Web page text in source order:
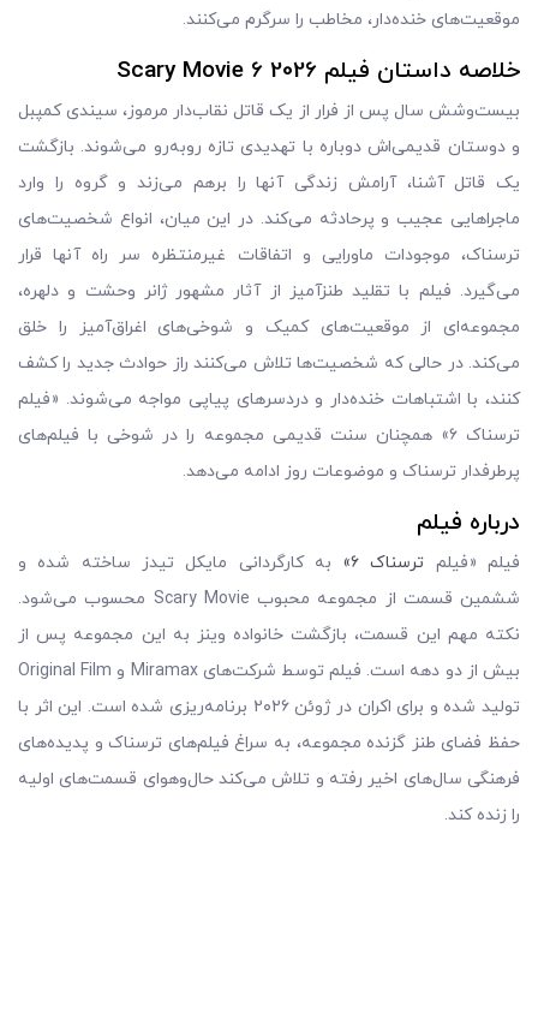
موقعیت‌های خنده‌دار، مخاطب را سرگرم می‌کنند.
خلاصه داستان فیلم Scary Movie 6 2026
بیست‌وشش سال پس از فرار از یک قاتل نقاب‌دار مرموز، سیندی کمپبل
و دوستان قدیمی‌اش دوباره با تهدیدی تازه روبه‌رو می‌شوند. بازگشت
یک قاتل آشنا، آرامش زندگی آنها را برهم می‌زند و گروه را وارد
ماجراهایی عجیب و پرحادثه می‌کند. در این میان، انواع شخصیت‌های
ترسناک، موجودات ماورایی و اتفاقات غیرمنتظره سر راه آنها قرار
می‌گیرد. فیلم با تقلید طنزآمیز از آثار مشهور ژانر وحشت و دلهره،
مجموعه‌ای از موقعیت‌های کمیک و شوخی‌های اغراق‌آمیز را خلق
می‌کند. در حالی که شخصیت‌ها تلاش می‌کنند راز حوادث جدید را کشف
کنند، با اشتباهات خنده‌دار و دردسرهای پیاپی مواجه می‌شوند. «فیلم
ترسناک ۶» همچنان سنت قدیمی مجموعه را در شوخی با فیلم‌های
پرطرفدار ترسناک و موضوعات روز ادامه می‌دهد.
درباره فیلم
فیلم «فیلم ترسناک ۶»
به کارگردانی مایکل تیدز ساخته شده و
ششمین قسمت از مجموعه محبوب Scary Movie محسوب می‌شود.
نکته مهم این قسمت، بازگشت خانواده وینز به این مجموعه پس از
بیش از دو دهه است. فیلم توسط شرکت‌های Miramax و Original Film
تولید شده و برای اکران در ژوئن ۲۰۲۶ برنامه‌ریزی شده است. این اثر با
حفظ فضای طنز گزنده مجموعه، به سراغ فیلم‌های ترسناک و پدیده‌های
فرهنگی سال‌های اخیر رفته و تلاش می‌کند حال‌وهوای قسمت‌های اولیه
را زنده کند.